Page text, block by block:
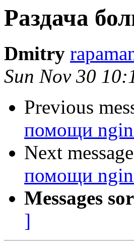
Раздача
Dmitry
Sun Nov 30
Previous
помощи
Next
помощи
Messages
]